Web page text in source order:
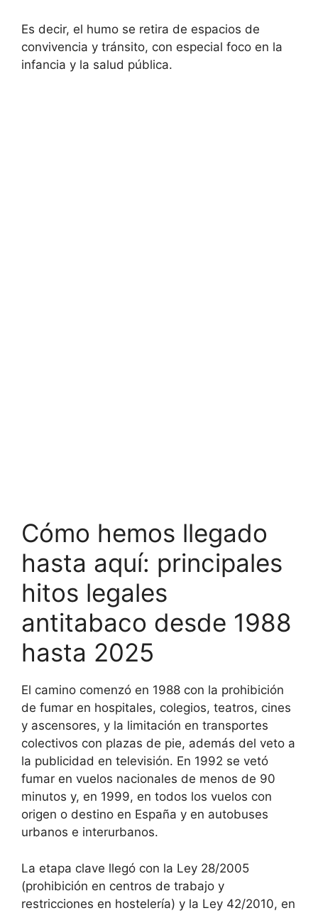
Es decir, el humo se retira de espacios de
convivencia y tránsito, con especial foco en la
infancia y la salud pública.
Cómo hemos llegado
hasta aquí: principales
hitos legales
antitabaco desde 1988
hasta 2025
El camino comenzó en 1988 con la prohibición
de fumar en hospitales, colegios, teatros, cines
y ascensores, y la limitación en transportes
colectivos con plazas de pie, además del veto a
la publicidad en televisión. En 1992 se vetó
fumar en vuelos nacionales de menos de 90
minutos y, en 1999, en todos los vuelos con
origen o destino en España y en autobuses
urbanos e interurbanos.
La etapa clave llegó con la Ley 28/2005
(prohibición en centros de trabajo y
restricciones en hostelería) y la Ley 42/2010, en